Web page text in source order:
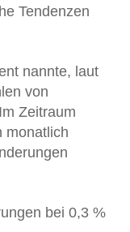
Tendenzen
nannte, laut
von
Zeitraum
monatlich
bei 0,3 %